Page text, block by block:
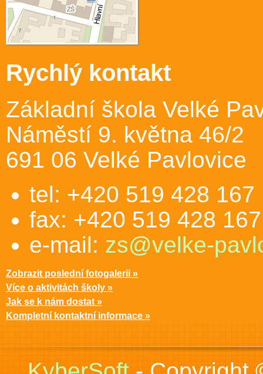
Rychlý kontakt
Základní škola Velké
Náměstí 9. května 46/2
691 06 Velké Pavlovice
tel: +420 519 428 167
fax: +420 519 428 167
e-mail: zs@velke-
Zobrazit poslední fotogalerii »
Více o aktivitách školy »
Jak se k nám dostat »
Kompletní kontaktní informace »